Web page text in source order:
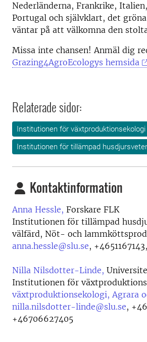
Nederländerna, Frankrike,
Portugal och självklart, det
väntar på att välkomna den
Missa inte chansen! Anmäl dig
Grazing4AgroEcologys hemsida
Relaterade sidor:
Institutionen för växtproduktionsekologi
Institutionen för tillämpad
Kontaktinformation
Anna Hessle, Forskare FLK
Institutionen för tillämpad
välfärd, Nöt- och
anna.hessle@slu.se,
Nilla Nilsdotter-Linde,
Institutionen för
växtproduktionsekologi, Agrara
nilla.nilsdotter-linde@slu.se,
+46706627405